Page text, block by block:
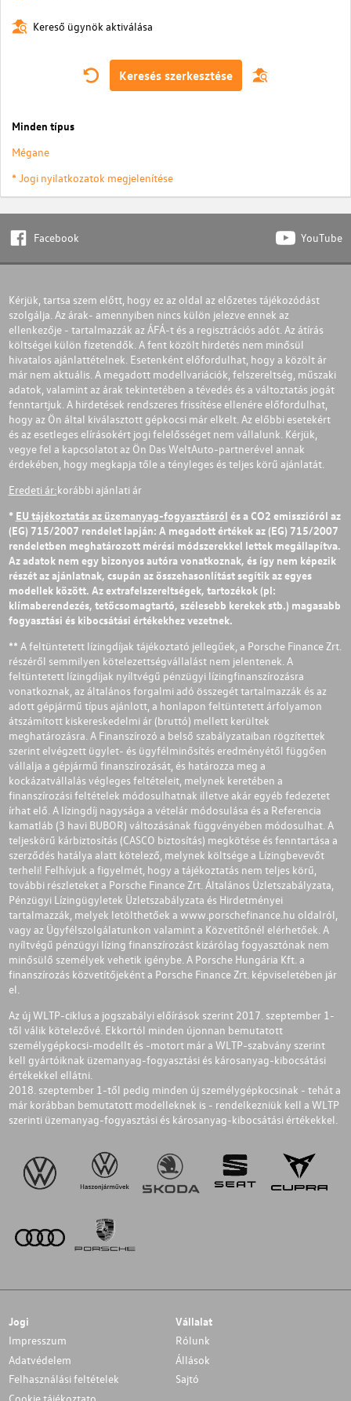
Kereső ügynök aktiválása
Keresés szerkesztése
Minden típus
Mégane
* Jogi nyilatkozatok megjelenítése
Facebook YouTube
Kérjük, tartsa szem előtt, hogy ez az oldal az előzetes tájékozódást
szolgálja. Az árak- amennyiben nincs külön jelezve ennek az
ellenkezője - tartalmazzák az ÁFÁ-t és a regisztrációs adót. Az átírás
költségei külön fizetendők. A fent közölt hirdetés nem minősül
hivatalos ajánlattételnek. Esetenként előfordulhat, hogy a közölt ár
már nem aktuális. A megadott modellvariációk, felszereltség, műszaki
adatok, valamint az árak tekintetében a tévedés és a változtatás jogát
fenntartjuk. A hirdetések rendszeres frissítése ellenére előfordulhat,
hogy az Ön által kiválasztott gépkocsi már elkelt. Az előbbi esetekért
és az esetleges elírásokért jogi felelősséget nem vállalunk. Kérjük,
vegye fel a kapcsolatot az Ön Das WeltAuto-partnerével annak
érdekében, hogy megkapja tőle a tényleges és teljes körű ajánlatát.
Eredeti ár:korábbi ajánlati ár
* EU tájékoztatás az üzemanyag-fogyasztásról és a CO2 emisszióról az
(EG) 715/2007 rendelet lapján: A megadott értékek az (EG) 715/2007
rendeletben meghatározott mérési módszerekkel lettek megállapítva.
Az adatok nem egy bizonyos autóra vonatkoznak, és így nem képezik
részét az ajánlatnak, csupán az összehasonlítást segítik az egyes
modellek között. Az extrafelszereltségek, tartozékok (pl:
klímaberendezés, tetőcsomagtartó, szélesebb kerekek stb.) magasabb
fogyasztási és kibocsátási értékekhez vezetnek.
** A feltüntetett lízingdíjak tájékoztató jellegűek, a Porsche Finance Zrt.
részéről semmilyen kötelezettségvállalást nem jelentenek. A
feltüntetett lízingdíjak nyíltvégű pénzügyi lízingfinanszírozásra
vonatkoznak, az általános forgalmi adó összegét tartalmazzák és az
adott gépjármű típus ajánlott, a honlapon feltüntetett árfolyamon
átszámított kiskereskedelmi ár (bruttó) mellett kerültek
meghatározásra. A Finanszírozó a belső szabályzataiban rögzítettek
szerint elvégzett ügylet- és ügyfélminősítés eredményétől függően
vállalja a gépjármű finanszírozását, és határozza meg a
kockázatvállalás végleges feltételeit, melynek keretében a
finanszírozási feltételek módosulhatnak illetve akár egyéb fedezetet
írhat elő. A lízingdíj nagysága a vételár módosulása és a Referencia
kamatláb (3 havi BUBOR) változásának függvényében módosulhat. A
teljeskörű kárbiztosítás (CASCO biztosítás) megkötése és fenntartása a
szerződés hatálya alatt kötelező, melynek költsége a Lízingbevevőt
terheli! Felhívjuk a figyelmét, hogy a tájékoztatás nem teljes körű,
további részleteket a Porsche Finance Zrt. Általános Üzletszabályzata,
Pénzügyi Lízingügyletek Üzletszabályzata és Hirdetményei
tartalmazzák, melyek letölthetőek a www.porschefinance.hu oldalról,
vagy az Ügyfélszolgálatunkon valamint a Közvetítőnél elérhetőek. A
nyíltvégű pénzügyi lízing finanszírozást kizárólag fogyasztónak nem
minősülő személyek vehetik igénybe. A Porsche Hungária Kft. a
finanszírozás közvetítőjeként a Porsche Finance Zrt. képviseletében jár
el.
Az új WLTP-ciklus a jogszabályi előírások szerint 2017. szeptember 1-
től válik kötelezővé. Ekkortól minden újonnan bemutatott
személygépkocsi-modellt és -motort már a WLTP-szabvány szerint
kell gyártóiknak üzemanyag-fogyasztási és károsanyag-kibocsátási
értékekkel ellátni.
2018. szeptember 1-től pedig minden új személygépkocsinak - tehát a
már korábban bemutatott modelleknek is - rendelkezniük kell a WLTP
szerinti üzemanyag-fogyasztási és károsanyag-kibocsátási értékekkel.
Jogi
Impresszum
Adatvédelem
Felhasználási feltételek
Vállalat
Rólunk
Állások
Sajtó